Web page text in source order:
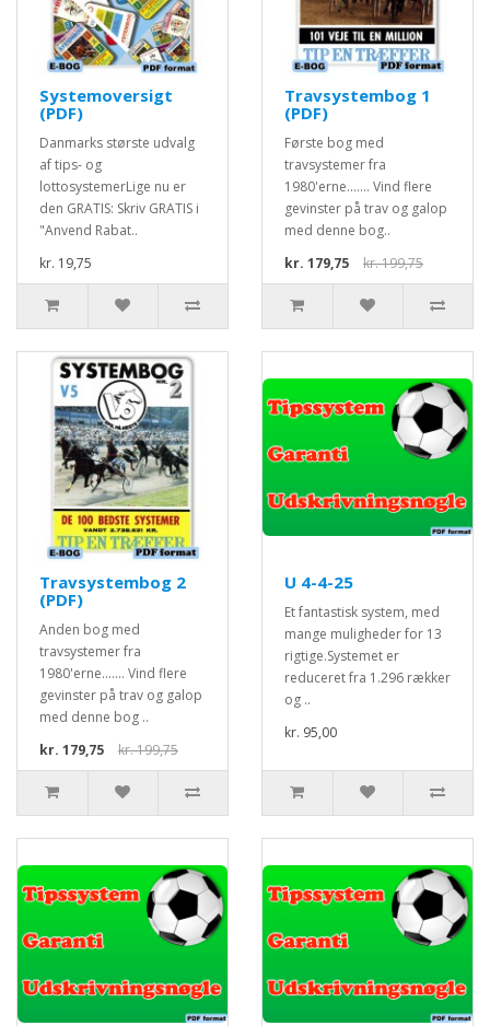
Systemoversigt
(PDF)
Danmarks største udvalg
af tips- og
lottosystemerLige nu er
den GRATIS: Skriv GRATIS i
"Anvend Rabat..
kr. 19,75
Travsystembog 1
(PDF)
Første bog med
travsystemer fra
1980'erne....... Vind flere
gevinster på trav og galop
med denne bog..
kr. 179,75
kr. 199,75
Travsystembog 2
(PDF)
Anden bog med
travsystemer fra
1980'erne....... Vind flere
gevinster på trav og galop
med denne bog ..
kr. 179,75
kr. 199,75
U 4-4-25
Et fantastisk system, med
mange muligheder for 13
rigtige.Systemet er
reduceret fra 1.296 rækker
og ..
kr. 95,00